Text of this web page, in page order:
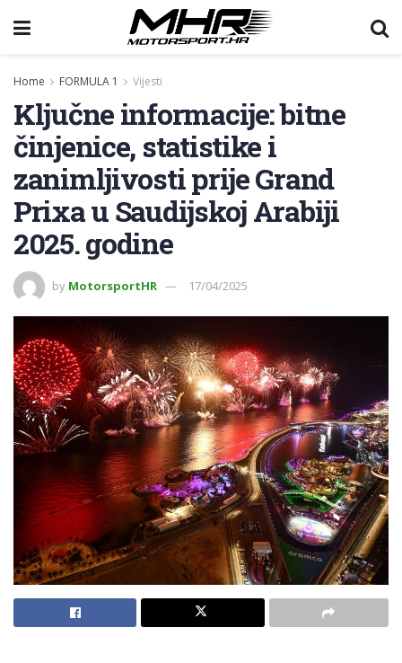
Home FORMULA 1 Vijesti
Ključne informacije: bitne
činjenice, statistike i
zanimljivosti prije Grand
Prixa u Saudijskoj Arabiji
2025. godine
by MotorsportHR 17/04/2025